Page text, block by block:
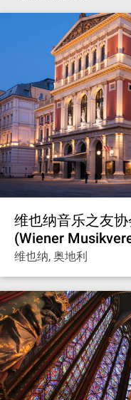
维也纳音乐之友
(Wiener
维也纳, 奥地利